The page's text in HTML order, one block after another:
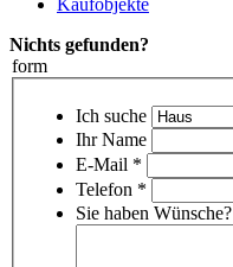
Kaufobjekte
Nichts gefunden?
form
Ich suche
Ihr Name
E-Mail *
Telefon *
Sie haben Wünsche?